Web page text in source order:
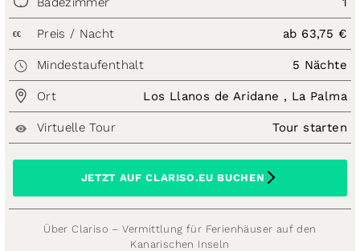
€€ Preis / Nacht ab 63,75 €
Mindestaufenthalt 5 Nächte
Ort Los Llanos de Aridane , La Palma
Virtuelle Tour Tour starten
JETZT AUF CLARISO.EU BUCHEN
Über Clariso – Vermittlung für Ferienhäuser auf den
Kanarischen Inseln